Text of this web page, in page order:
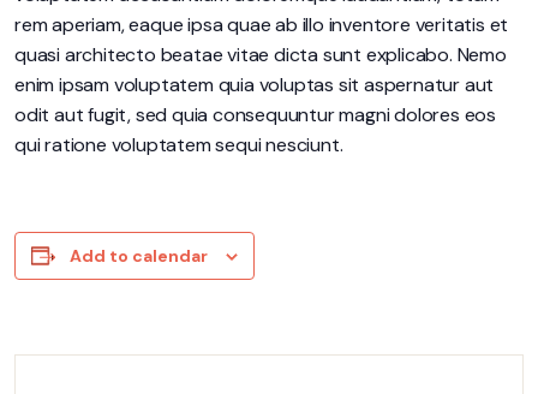
rem aperiam, eaque ipsa quae ab illo inventore veritatis et
quasi architecto beatae vitae dicta sunt explicabo. Nemo
enim ipsam voluptatem quia voluptas sit aspernatur aut
odit aut fugit, sed quia consequuntur magni dolores eos
qui ratione voluptatem sequi nesciunt.
Add to calendar